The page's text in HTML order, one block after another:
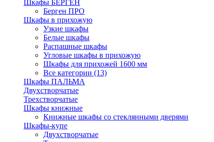
Шкафы БЕРГЕН
Берген ПРО
Шкафы в прихожую
Узкие шкафы
Белые шкафы
Распашные шкафы
Угловые шкафы в прихожую
Шкафы для прихожей 1600 мм
Все категории (13)
Шкафы ПАЛЬМА
Двухстворчатые
Трехстворчатые
Шкафы книжные
Книжные шкафы со стеклянными дверями
Шкафы-купе
Двухстворчатые